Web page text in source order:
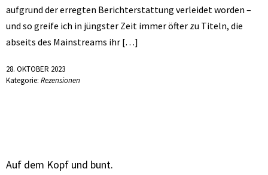
aufgrund der erregten Berichterstattung verleidet worden –
und so greife ich in jüngster Zeit immer öfter zu Titeln, die
abseits des Mainstreams ihr […]
28. OKTOBER 2023
Kategorie: Rezensionen
Auf dem Kopf und bunt.